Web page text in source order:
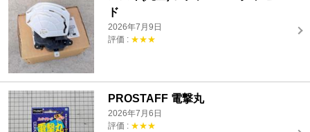
ド
2026年7月9日
評価 : ★★★
PROSTAFF 電撃丸
2026年7月6日
評価 : ★★★